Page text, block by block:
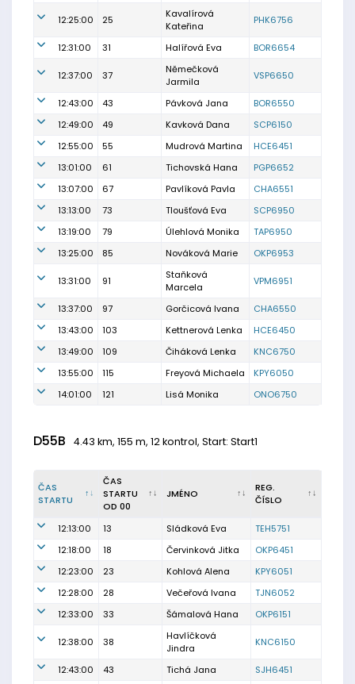
12:25:00 25
Kavalírová
Kateřina
PHK6756
12:31:00 31 Halířová Eva BOR6654
12:37:00 37
Němečková
Jarmila
VSP6650
12:43:00 43 Pávková Jana
BOR6550
12:49:00
49 Kavková Dana
SCP6150
12:55:00
55 Mudrová Martina
HCE6451
13:01:00
61 Tichovská Hana
PGP6652
13:07:00
67 Pavlíková Pavla
CHA6551
13:13:00
73 Tloušťová Eva
SCP6950
13:19:00
79 Úlehlová Monika
TAP6950
13:25:00
85 Nováková Marie OKP6953
13:31:00 91
Staňková
Marcela
VPM6951
13:37:00 97 Gorčicová Ivana
CHA6550
13:43:00
103 Kettnerová Lenka
HCE6450
13:49:00
109 Čiháková Lenka
KNC6750
13:55:00
115 Freyová Michaela
KPY6050
14:01:00
121 Lisá Monika ONO6750
D55B 4.43 km, 155 m, 12 kontrol, Start: Start1
ČAS
STARTU
ČAS
STARTU
OD 00
JMÉNO
REG.
ČÍSLO
12:13:00 13 Sládková Eva
TEH5751
12:18:00
18 Červinková Jitka
OKP6451
12:23:00
23 Kohlová Alena
KPY6051
12:28:00
28 Večeřová Ivana
TJN6052
12:33:00
33 Šámalová Hana OKP6151
12:38:00 38
Havlíčková
Jindra
KNC6150
12:43:00 43 Tichá Jana
SJH6451